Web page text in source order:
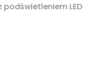
podświetleniem LED